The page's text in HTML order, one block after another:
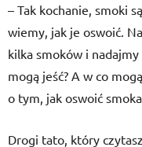
– Tak kochanie, smoki
wiemy, jak je oswoić.
kilka smoków i
mogą jeść? A w co
o tym, jak oswoić smoka.
Drogi tato, który